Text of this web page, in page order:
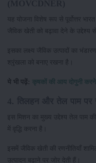
यह योजना विशेष रूप से पूर्वोत्तर
जैविक खेती को बढ़ावा देने के उद्देश्य
इसका लक्ष्य जैविक उत्पादों का
श्रृंखला को बनाए रखना है।
ये भी पढ़ें: कृषकों की आय दोगुनी करने
इस मिशन का मुख्य उद्देश्य तेल पाम
में वृद्धि करना है।
इसमें जैविक खेती की रणनीतियाँ
उत्पादन बढ़ाने पर जोर देती हैं।